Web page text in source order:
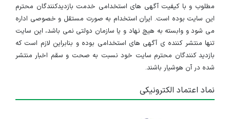
مطلوب و با کیفیت آگهی های استخدامی خدمت بازدیدکنندگان محترم
این سایت بوده است. ایران استخدام به صورت مستقل و خصوصی اداره
می شود و وابسته به هیچ نهاد و یا سازمان دولتی نمی باشد، این سایت
تنها منتشر کننده ی آگهی های استخدامی بوده و بنابراین لازم است که
بازدید کنندگان محترم سایت خود نسبت به صحت و سقم اخبار منتشر
شده در آن هوشیار باشند.
نماد اعتماد الکترونیکی